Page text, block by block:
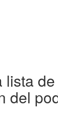
lista
del